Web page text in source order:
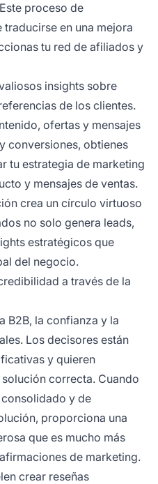
proceso de
en una mejora
tu red de afiliados y
insights sobre
de los clientes.
ofertas y mensajes
conversiones, obtienes
tu estrategia de marketing
y mensajes de ventas.
crea un círculo virtuoso
no solo genera leads,
estratégicos que
del negocio.
a través de la
B2B, la confianza y la
Los decisores están
y quieren
correcta. Cuando
y de
proporciona una
que es mucho más
de marketing.
crear reseñas